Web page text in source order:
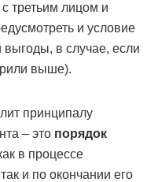
третьим лицом и
и условие
в случае, если
выше).
принципалу
– это порядок
в процессе
и по окончании его